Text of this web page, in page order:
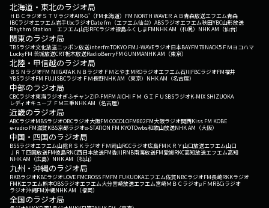
北海道・東北のラジオ局
ＨＢＣラジオＳＴＶラジオAIR-G'（FM北海道） FM NORTH WAVEＲＡＢ青森放送エフエム青森
IBCラジオエフエム岩手tbcラジオDate fm（エフエム仙台） ABSラジオエフエム秋田YBC山形放送
Rhythm Station エフエム山形RFCラジオ福島ふくしまFMNHK AM（札幌） NHK AM（仙台）
関東のラジオ局
TBSラジオ文化放送ニッポン放送interfmTOKYO FMJ-WAVEラジオ日本BAYFM78NACK5 ＦＭヨコハマ
LuckyFM 茨城放送CRT栃木放送RadioBerryFM GUNMANHK AM（東京）
北陸・甲信越のラジオ局
ＢＳＮラジオFM NIIGATAＫＮＢラジオ ＦＭとやまMROラジオエフエム石川FBCラジオFM福井
YBSラジオFM FUJISBCラジオ ＦＭ長野NHK AM（東京） NHK AM（名古屋）
中部のラジオ局
CBCラジオ東海ラジオぎふチャンZIP-FMFM AICHI ＦＭ ＧＩＦＵ SBSラジオK-MIX SHIZUOKA
レディオキューブ ＦＭ三重NHK AM（名古屋）
近畿のラジオ局
ABCラジオMBSラジオOBCラジオ大阪FM COCOLOFM802FM大阪ラジオ関西Kiss FM KOBE
e-radio FM滋賀KBS京都ラジオα-STATION FM KYOTOwbs和歌山放送NHK AM（大阪）
中国・四国のラジオ局
BSSラジオエフエム山陰ＲＳＫラジオ ＦＭ岡山RCCラジオ広島FM ＫＲＹ山口放送エフエム山口
ＪＲＴ四国放送FM徳島RNC西日本放送FM香川RNB南海放送FM愛媛RKC高知放送エフエム高知
NHK AM（広島） NHK AM（松山）
九州・沖縄のラジオ局
RKBラジオKBCラジオLOVE FMCROSS FMFM FUKUOKAエフエム佐賀NBCラジオFM長崎RKKラジオ
FMKエフエム熊本OBSラジオエフエム大分宮崎放送エフエム宮崎ＭＢＣラジオμＦＭRBCiラジオ
ラジオ沖縄FM沖縄NHK AM（福岡）
全国のラジオ局